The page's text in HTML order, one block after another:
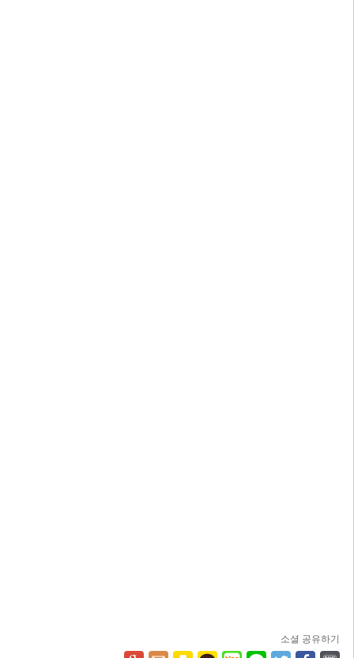
소셜 공유하기